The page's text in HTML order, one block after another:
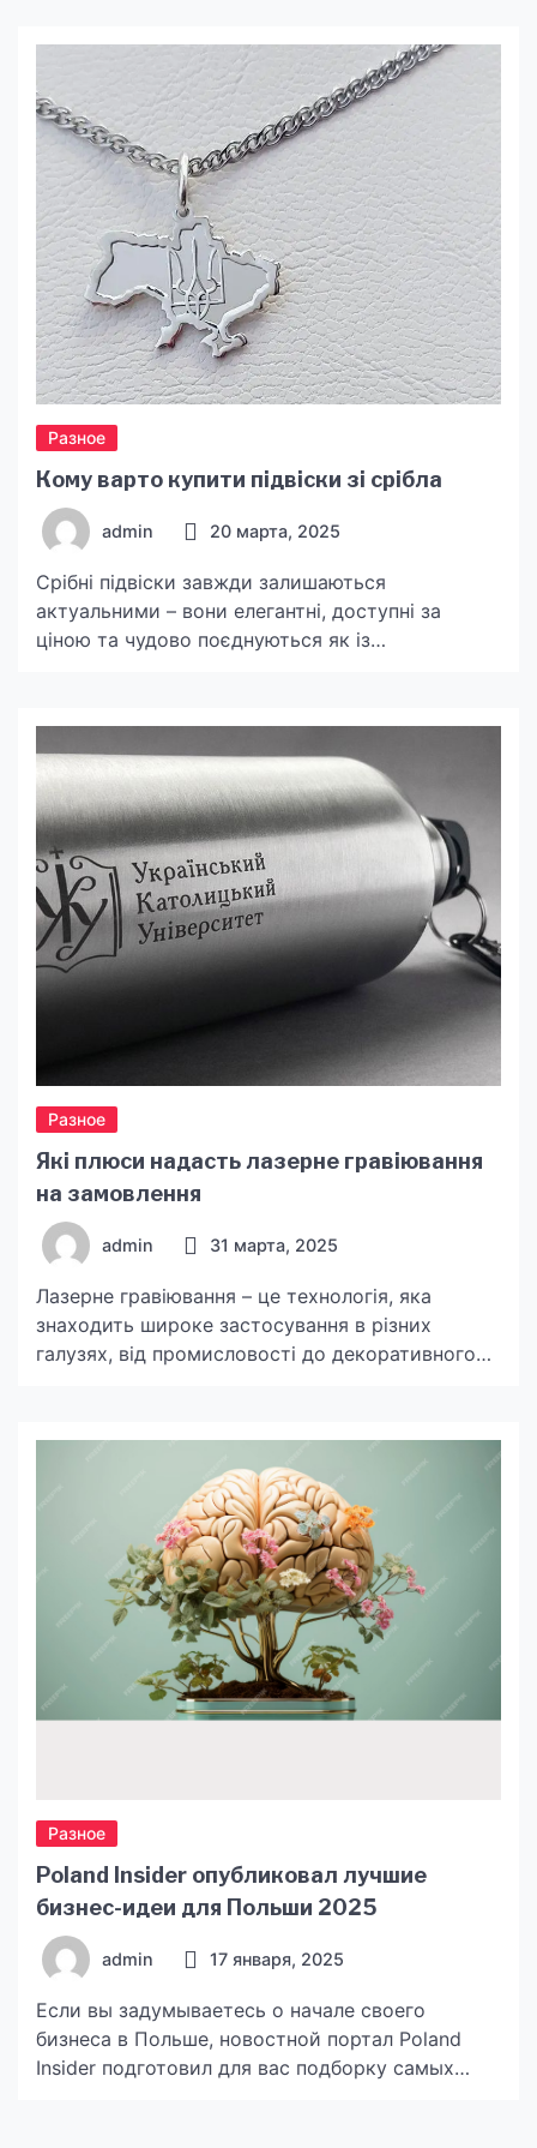
Разное
Кому варто купити підвіски зі срібла
admin 20 марта, 2025
Срібні підвіски завжди залишаються
актуальними – вони елегантні, доступні за
ціною та чудово поєднуються як із
продиктований естетичними вподобаннями,
духовними переконаннями або навіть
символічним значенням. Але кому ж варто
придбати срібну підвіску в family-jewelry?
Давайте розглянемо, для кого ця прикраса
стане справжньою знахідкою. Ті, […]
Разное
Які плюси надасть лазерне гравіювання
на замовлення
admin 31 марта, 2025
Лазерне гравіювання – це технологія, яка
знаходить широке застосування в різних
галузях, від промисловості до декоративного
точні, естетично привабливі та індивідуальні
вироби. Завдяки лазерному гравіюванню, кожен
може отримати унікальні предмети, які не лише
служать довго, але й набувають особливого
значення завдяки персоналізації. Тож чому
варто […]
Разное
Poland Insider опубликовал лучшие
бизнес-идеи для Польши 2025
admin 17 января, 2025
Если вы задумываетесь о начале своего
бизнеса в Польше, новостной портал Poland
Insider подготовил для вас подборку самых